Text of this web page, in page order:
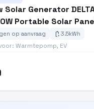
Solar Generator
Portable Solar
op aanvraag battery_charging_full 3.5kWh
Warmtepomp, EV